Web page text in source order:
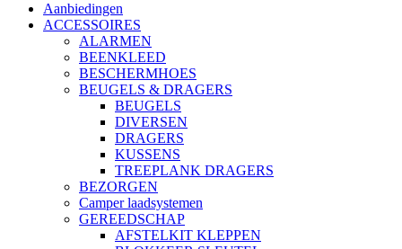
Aanbiedingen
ACCESSOIRES
ALARMEN
BEENKLEED
BESCHERMHOES
BEUGELS & DRAGERS
BEUGELS
DIVERSEN
DRAGERS
KUSSENS
TREEPLANK DRAGERS
BEZORGEN
Camper laadsystemen
GEREEDSCHAP
AFSTELKIT KLEPPEN